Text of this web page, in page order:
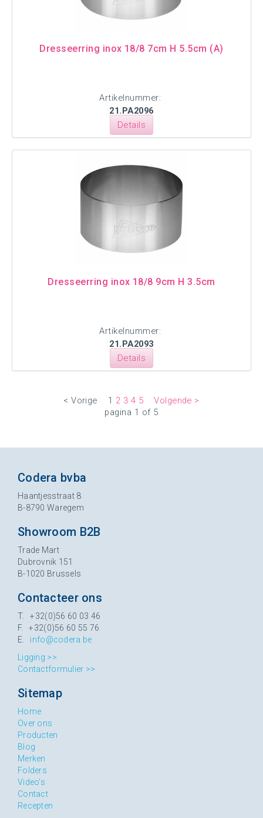
Dresseerring inox 18/8 7cm H 5.5cm (A)
Artikelnummer:
21.PA2096
Details
Dresseerring inox 18/8 9cm H 3.5cm
Artikelnummer:
21.PA2093
Details
< Vorige 1 2 3 4 5
Volgende >
pagina 1 of 5
Codera bvba
Haantjesstraat 8
B-8790 Waregem
Showroom B2B
Trade Mart
Dubrovnik 151
B-1020 Brussels
Contacteer ons
T. +32(0)56 60 03 46
F. +32(0)56 60 55 76
E. info@codera.be
Ligging >>
Contactformulier >>
Sitemap
Home
Over ons
Producten
Blog
Merken
Folders
Video's
Contact
Recepten